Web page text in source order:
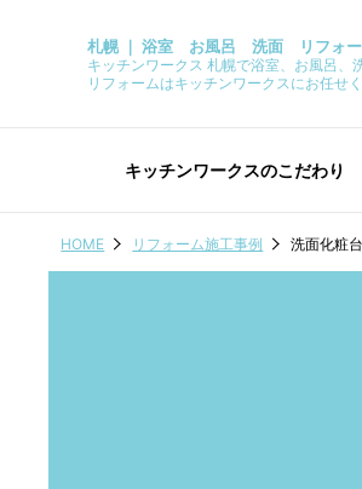
札幌 ｜ 浴室 お風呂 洗面 リフォー
キッチンワークス 札幌で浴室、お風呂、
リフォームはキッチンワークスにお任せく
キッチンワークスのこだわり
HOME リフォーム施工事例 洗面化粧台